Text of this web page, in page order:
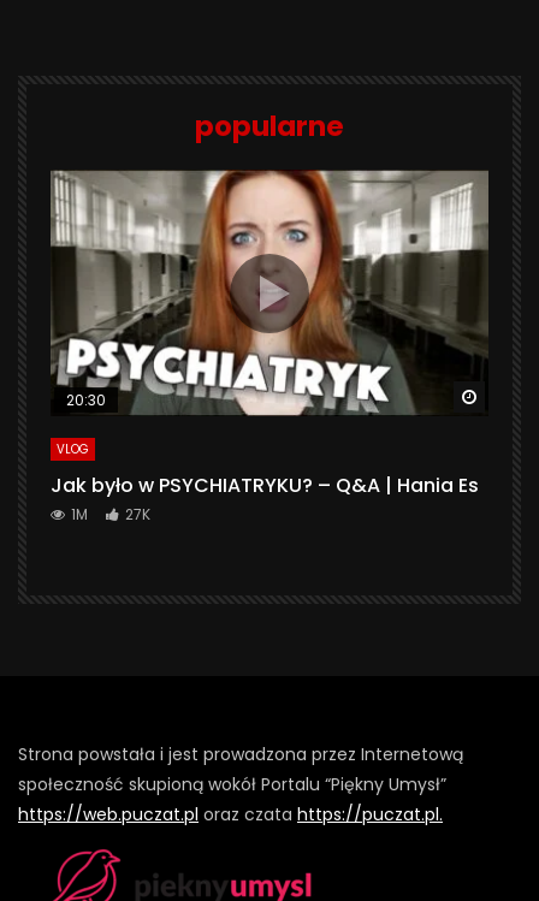
popularne
20:30
VLOG
Jak było w PSYCHIATRYKU? – Q&A | Hania Es
1M 27K
Strona powstała i jest prowadzona przez Internetową
społeczność skupioną wokół Portalu “Piękny Umysł”
https://web.puczat.pl oraz czata https://puczat.pl.